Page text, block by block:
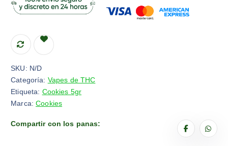
SKU: N/D
Categoría: Vapes de THC
Etiqueta: Cookies 5gr
Marca:Cookies
Compartir con los panas: